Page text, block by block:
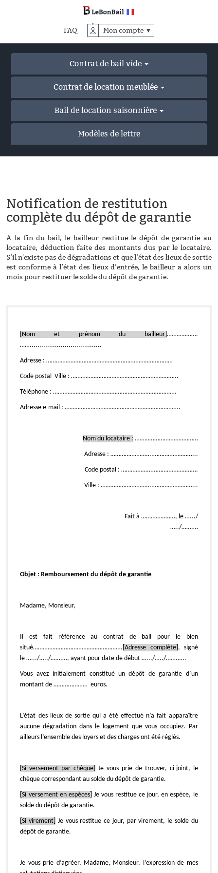
FAQ Mon compte ▼
Contrat de bail vide
Contrat de location meublée
Bail de location saisonnière
Modèles de lettre
Notification de restitution
complète du dépôt de garantie
A la fin du bail, le bailleur restitue le dépôt de garantie au
locataire, déduction faite des montants dus par le locataire.
S’il n'existe pas de dégradations et que l’état des lieux de sortie
est conforme à l’état des lieux d’entrée, le bailleur a alors un
mois pour restituer le solde du dépôt de garantie.
[Nom et prénom du bailleur] ……………….
…….....................................
Adresse : ……………………………………………………………………
Code postal Ville : …………………………………………………………
Téléphone : ………………………………………………………………….
Adresse e-mail : ……………………………………………………………..
Nom du locataire : …………………………………
Adresse : ……………………..……………………...
Code postal : ……………….……………………….
Ville : …………………………..……………………...
Fait à …………………, le ….../
…../…….…
Objet : Remboursement du dépôt de garantie
Madame, Monsieur,
Il est fait référence au contrat de bail pour le bien
situé………………………………………………. [Adresse complète] , signé
le ….../…../…….…, ayant pour date de début ….../…../…….…..
Vous avez initialement constitué un dépôt de garantie d’un
montant de ………………… euros.
L’état des lieux de sortie qui a été effectué n’a fait apparaître
aucune dégradation dans le logement que vous occupiez. Par
ailleurs l’ensemble des loyers et des charges ont été réglés.
[Si versement par chèque]
Je vous prie de trouver, ci-joint, le
chèque correspondant au solde du dépôt de garantie.
[Si versement en espèces] Je vous restitue ce jour, en espèce, le
solde du dépôt de garantie.
[Si virement] Je vous restitue ce jour, par virement, le solde du
dépôt de garantie.
Je vous prie d’agréer, Madame, Monsieur, l’expression de mes